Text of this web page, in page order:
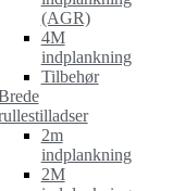
(AGR)
4M
indplankning
Tilbehør
2m
indplankning
2M